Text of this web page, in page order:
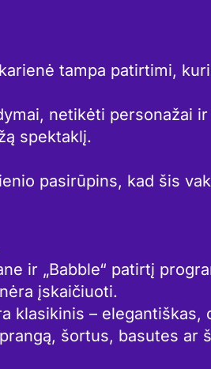
tampa patirtimi,
netikėti personažai
spektaklį.
pasirūpins, kad šis
ir „Babble“ patirtį
įskaičiuoti.
klasikinis – elegantiškas,
šortus, basutes ar